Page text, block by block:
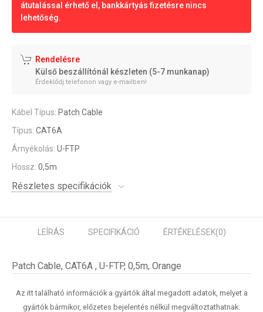
átutalással érhető el, bankkártyás fizetésre nincs
lehetőség.
Rendelésre
Külső beszállítónál készleten (5-7 munkanap)
Érdeklődj telefonon vagy e-mailben!
Kábel Típus: Patch Cable
Típus: CAT6A
Árnyékolás: U-FTP
Hossz: 0,5m
Részletes specifikációk
LEÍRÁS SPECIFIKÁCIÓ ÉRTÉKELÉSEK(0)
Patch Cable, CAT6A , U-FTP, 0,5m, Orange
Az itt található információk a gyártók által megadott adatok, melyet a
gyártók bármikor, előzetes bejelentés nélkül megváltoztathatnak.